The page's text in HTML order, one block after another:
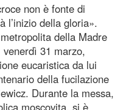
non è fonte di
l’inizio della gloria».
della Madre
31 marzo,
eucaristica da lui
della fucilazione
Durante la messa,
moscovita, si è